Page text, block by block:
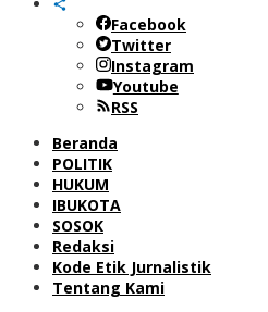
Facebook
Twitter
Instagram
Youtube
RSS
Beranda
POLITIK
HUKUM
IBUKOTA
SOSOK
Redaksi
Kode Etik Jurnalistik
Tentang Kami